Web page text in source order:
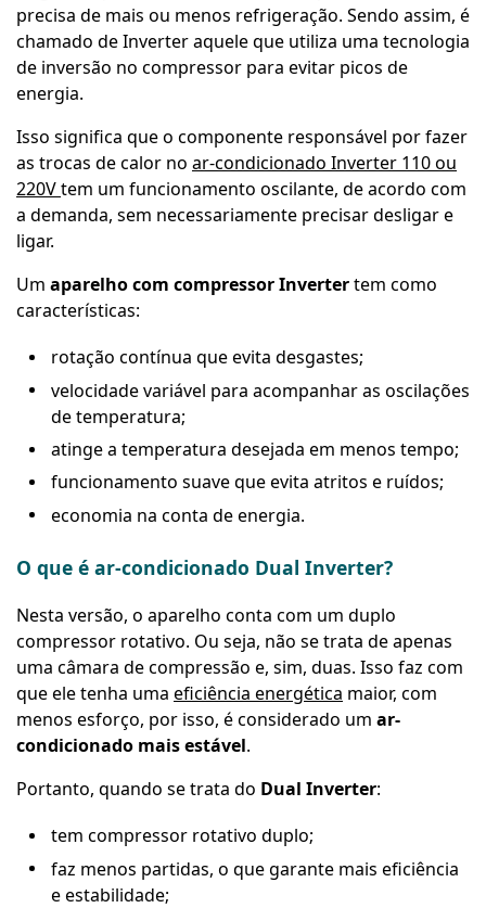
precisa de mais ou menos refrigeração. Sendo assim, é
chamado de Inverter aquele que utiliza uma tecnologia
de inversão no compressor para evitar picos de
energia.
Isso significa que o componente responsável por fazer
as trocas de calor no ar-condicionado Inverter 110 ou
220Vtem um funcionamento oscilante, de acordo com
a demanda, sem necessariamente precisar desligar e
ligar.
Um aparelho com compressor Invertertem como
características:
rotação contínua que evita desgastes;
velocidade variável para acompanhar as oscilações
de temperatura;
atinge a temperatura desejada em menos tempo;
funcionamento suave que evita atritos e ruídos;
economia na conta de energia.
O que é ar-condicionado Dual Inverter?
Nesta versão, o aparelho conta com um duplo
compressor rotativo. Ou seja, não se trata de apenas
uma câmara de compressão e, sim, duas. Isso faz com
que ele tenha uma eficiência energética maior, com
menos esforço, por isso, é considerado um ar-
condicionado mais estável.
Portanto, quando se trata do Dual Inverter:
tem compressor rotativo duplo;
faz menos partidas, o que garante mais eficiência
e estabilidade;